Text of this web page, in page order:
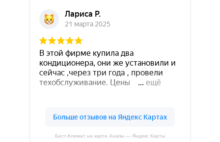
Бест-Климат на карте Анапы — Яндекс Карты